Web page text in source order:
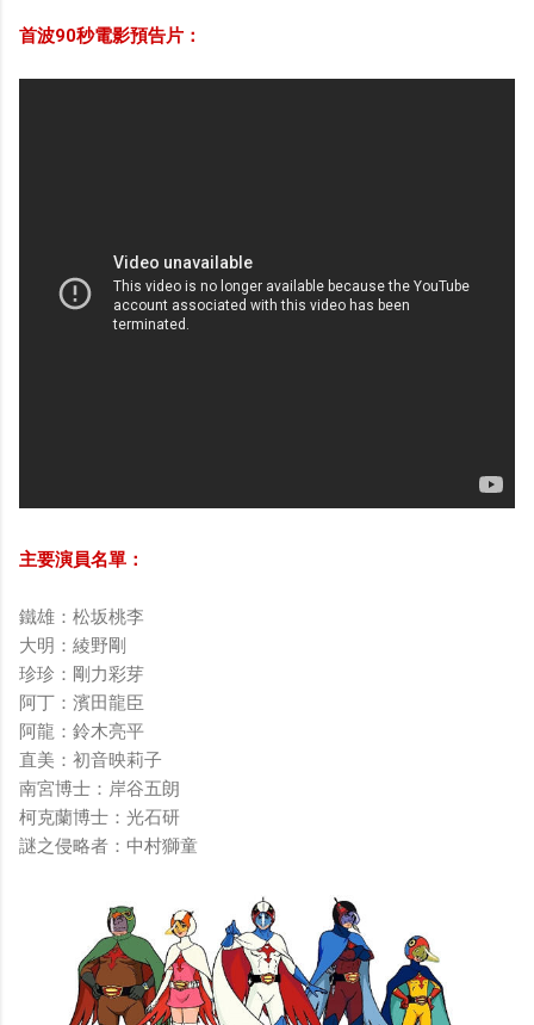
首波90秒電影預告片：
主要演員名單：
鐵雄：松坂桃李
大明：綾野剛
珍珍：剛力彩芽
阿丁：濱田龍臣
阿龍：鈴木亮平
直美：初音映莉子
南宮博士：岸谷五朗
柯克蘭博士：光石研
謎之侵略者：中村獅童